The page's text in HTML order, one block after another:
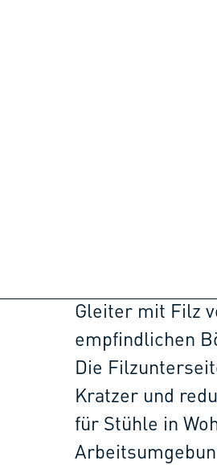
Gleiter mit Filz
empfindlichen
Die
Kratzer und
für Stühle in